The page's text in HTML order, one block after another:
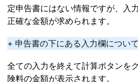
定申告書にはない情報ですが、入
正確な金額が求められます。
+ 申告書の下にある入力欄について
全ての入力を終えて計算ボタンを
険料の金額が表示されます。